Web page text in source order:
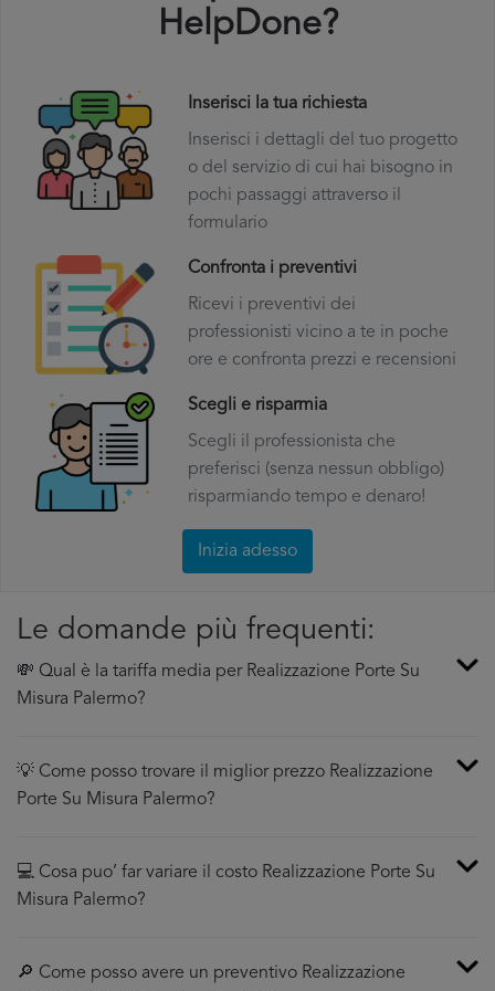
HelpDone?
Inserisci la tua richiesta
Inserisci i dettagli del tuo progetto
o del servizio di cui hai bisogno in
pochi passaggi attraverso il
formulario
Confronta i preventivi
Ricevi i preventivi dei
professionisti vicino a te in poche
ore e confronta prezzi e recensioni
Scegli e risparmia
Scegli il professionista che
preferisci (senza nessun obbligo)
risparmiando tempo e denaro!
Inizia adesso
Le domande più frequenti:
💸 Qual è la tariffa media per Realizzazione Porte Su
Misura Palermo?
💡 Come posso trovare il miglior prezzo Realizzazione
Porte Su Misura Palermo?
💻 Cosa puo’ far variare il costo Realizzazione Porte Su
Misura Palermo?
🔎 Come posso avere un preventivo Realizzazione